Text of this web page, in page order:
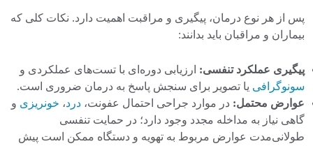
پس از هر نوع درمان، پیگیری و مراقبت اهمیت دارد. نکات کلی که
بیماران و مراقبان باید بدانند:
پیگیری عملکرد تنفسی: ارزیابی دوره‌ای با تست‌های عملکردی و
سونوگرافی یا تصویر برای سنجش پاسخ به درمان ضروری است.
عوارض محتمل: در موارد جراحی احتمال عفونت، درد، خونریزی و
گاهی نیاز به مداخله مجدد وجود دارد؛ در حمایت تنفسی
طولانی‌مدت عوارض مربوط به تهویه و دستگاه ممکن است پیش